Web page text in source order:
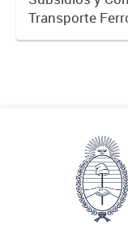
Transporte
transferencias